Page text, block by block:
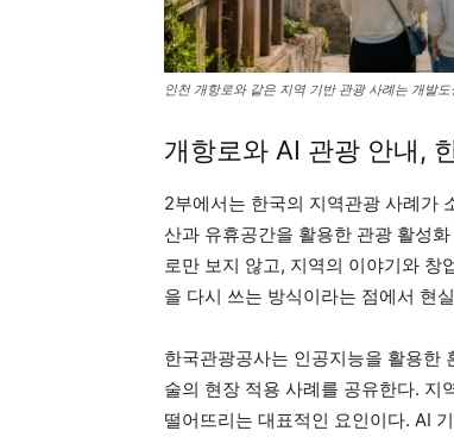
인천 개항로와 같은 지역 기반 관광 사례는 개발
개항로와 AI 관광 안내,
2부에서는 한국의 지역관광 사례가
산과 유휴공간을 활용한 관광 활성
로만 보지 않고, 지역의 이야기와 창
을 다시 쓰는 방식이라는 점에서 현
한국관광공사는 인공지능을 활용한
술의 현장 적용 사례를 공유한다. 지
떨어뜨리는 대표적인 요인이다. AI